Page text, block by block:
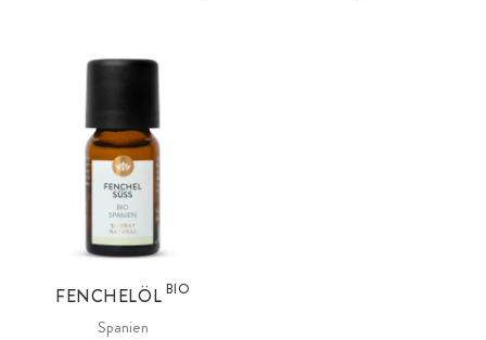
Wildsammlung sowie die langjährige Erfahrung der Farmer und
für unsere besonders aromatischen ätherischen Öle, 100 % natürlich
und rein sowie garantiert frei von Konservierungs- oder Zusatzstoffen.
FENCHELÖLBIO
Spanien